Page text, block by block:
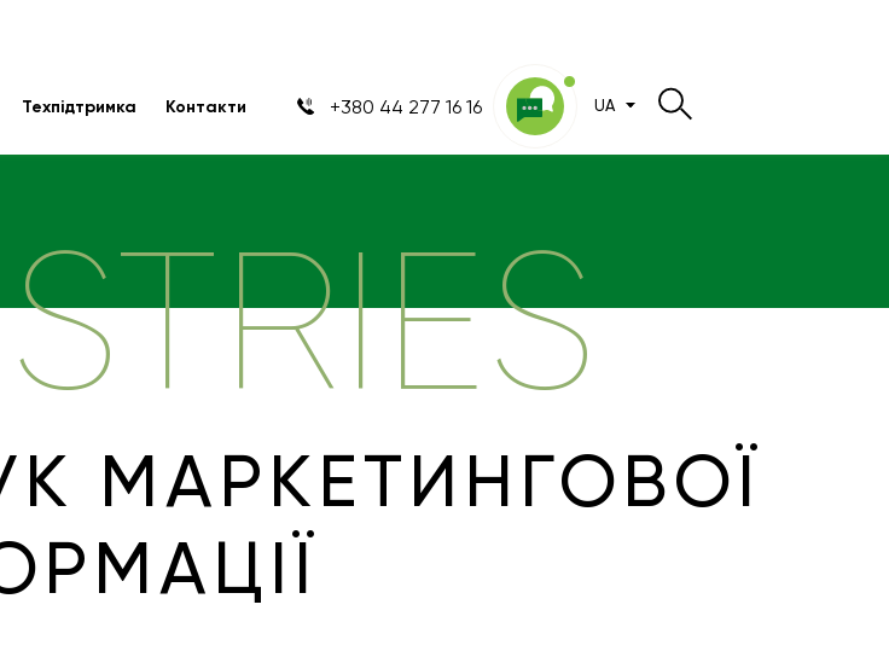
Техпідтримка Контакти +380 44 277 16 16 UA
МАРКЕТИНГОВОЇ